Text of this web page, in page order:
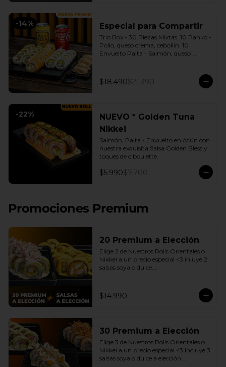
-14% Especial para Compartir
Trio Box - 30 Piezas Mixtas. 10 Panko -
Pollo, queso crema, cebollín. 10
Envuelto Palta - Salmón, queso
2 Bebidas Elección | 3 Salsas a Elección
Soya o Agridulce Bless.
$18.490$21.390
-22%
NUEVO * Golden Tuna
Nikkei
Salmón, Palta - Envuelto en Atún con
nuestra exquisita Salsa Golden Bless y
toques de ciboulette.
$5.990$7.700
Promociones Premium
20 Premium a Elección
Elige 2 de Nuestros Rolls Orientales o
Nikkei a un precio especial <3 inluye 2
salsas soya o dulce.
$14.990
30 Premium a Elección
Elige 3 de Nuestros Rolls Orientales o
Nikkei a un precio especial <3 Incluye 3
salsas soya o dulce a elección.